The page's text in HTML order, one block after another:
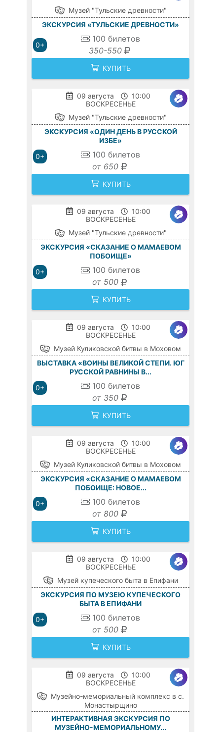
0+
Музей "Тульские древности"
ЭКСКУРСИЯ «ТУЛЬСКИЕ ДРЕВНОСТИ»
100 билетов
350-550
КУПИТЬ
09 августа
10:00
ВОСКРЕСЕНЬЕ
0+
Музей "Тульские древности"
ЭКСКУРСИЯ «ОДИН ДЕНЬ В РУССКОЙ
ИЗБЕ»
100 билетов
от 650
КУПИТЬ
09 августа
10:00
ВОСКРЕСЕНЬЕ
0+
Музей "Тульские древности"
ЭКСКУРСИЯ «СКАЗАНИЕ О МАМАЕВОМ
ПОБОИЩЕ»
100 билетов
от 500
КУПИТЬ
09 августа
10:00
ВОСКРЕСЕНЬЕ
0+
Музей Куликовской битвы в Моховом
ВЫСТАВКА «ВОИНЫ ВЕЛИКОЙ СТЕПИ. ЮГ
РУССКОЙ РАВНИНЫ В...
100 билетов
от 350
КУПИТЬ
09 августа
10:00
ВОСКРЕСЕНЬЕ
0+
Музей Куликовской битвы в Моховом
ЭКСКУРСИЯ «СКАЗАНИЕ О МАМАЕВОМ
ПОБОИЩЕ: НОВОЕ...
100 билетов
от 800
КУПИТЬ
09 августа
10:00
ВОСКРЕСЕНЬЕ
0+
Музей купеческого быта в Епифани
ЭКСКУРСИЯ ПО МУЗЕЮ КУПЕЧЕСКОГО
БЫТА В ЕПИФАНИ
100 билетов
от 500
КУПИТЬ
09 августа
10:00
ВОСКРЕСЕНЬЕ
Музейно-мемориальный комплекс в с.
Монастырщино
ИНТЕРАКТИВНАЯ ЭКСКУРСИЯ ПО
МУЗЕЙНО-МЕМОРИАЛЬНОМУ...